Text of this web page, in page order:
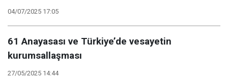
04/07/2025 17:05
61 Anayasası ve Türkiye’de vesayetin
kurumsallaşması
27/05/2025 14:44